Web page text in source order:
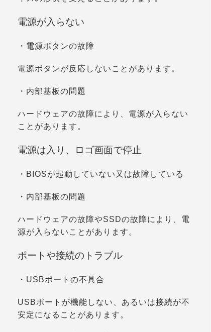
電源が入らない
・電源ボタンの故障
電源ボタンが反応しないことがあります。
・内部基板の問題
ハードウェアの故障により、電源が入らない
ことがあります。
電源は入り、ロゴ画面で停止
・BIOSが起動していない又は故障している
・内部基板の問題
ハードウェアの故障やSSDの故障により、電
源が入らないことがあります。
ポートや接続のトラブル
・USBポートの不具合
USBポートが機能しない、あるいは接続が不
安定になることがあります。